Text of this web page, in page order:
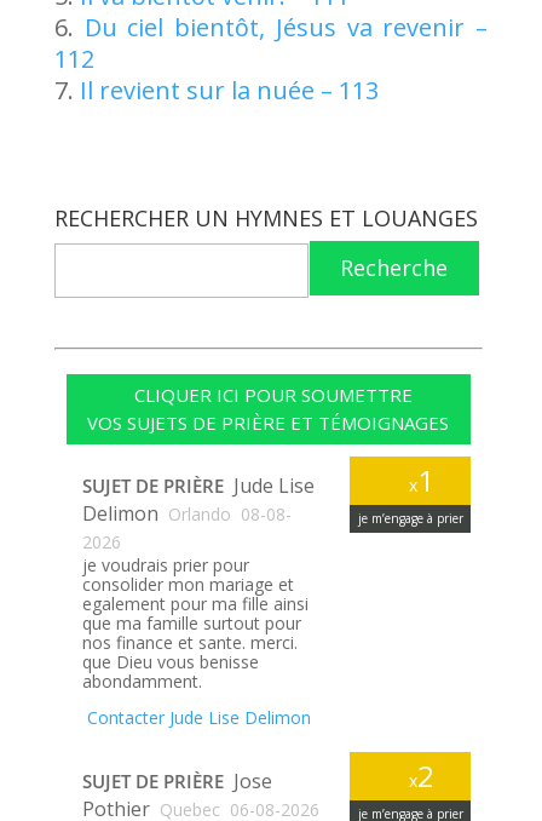
Du ciel bientôt, Jésus va revenir –
112
Il revient sur la nuée – 113
RECHERCHER UN HYMNES ET LOUANGES
Recherche
CLIQUER ICI POUR SOUMETTRE
VOS SUJETS DE PRIÈRE ET TÉMOIGNAGES
x1
je m’engage à prier
SUJET DE PRIÈRE Jude Lise
Delimon Orlando 08-08-
2026
je voudrais prier pour
consolider mon mariage et
egalement pour ma fille ainsi
que ma famille surtout pour
nos finance et sante. merci.
que Dieu vous benisse
abondamment.
Contacter Jude Lise Delimon
x2
je m’engage à prier
SUJET DE PRIÈRE Jose
Pothier Quebec 06-08-2026